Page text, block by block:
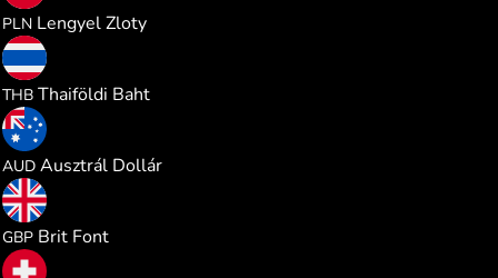
PLN Lengyel Zloty
THB Thaiföldi Baht
AUD Ausztrál Dollár
GBP Brit Font